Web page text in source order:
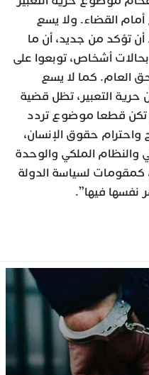
أمام القضاء. ولا يسع
أن تؤكد من جديد، أن ما
أشخاص، توبعوا على
العام. كما لا يسع
حرية التعبير، تظل قضية
تكن قطعا موضوع تردد
واحترام حقوق الإنسان،
والنظام الملكي والوحدة
كمقومات لسياسة الدولة
نفسها فيها”.